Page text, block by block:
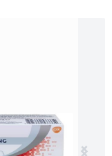
عرض الكل
مزيل طلاء الأظافر
عرض الكل
العناية اليومية